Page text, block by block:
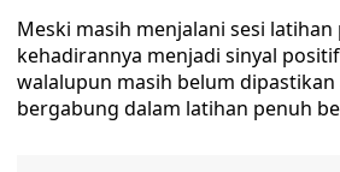
Meski masih menjalani sesi latihan
kehadirannya menjadi sinyal
walalupun masih belum dipastikan
bergabung dalam latihan penuh